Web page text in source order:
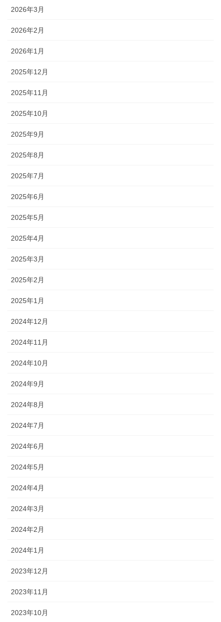
2026年3月
2026年2月
2026年1月
2025年12月
2025年11月
2025年10月
2025年9月
2025年8月
2025年7月
2025年6月
2025年5月
2025年4月
2025年3月
2025年2月
2025年1月
2024年12月
2024年11月
2024年10月
2024年9月
2024年8月
2024年7月
2024年6月
2024年5月
2024年4月
2024年3月
2024年2月
2024年1月
2023年12月
2023年11月
2023年10月